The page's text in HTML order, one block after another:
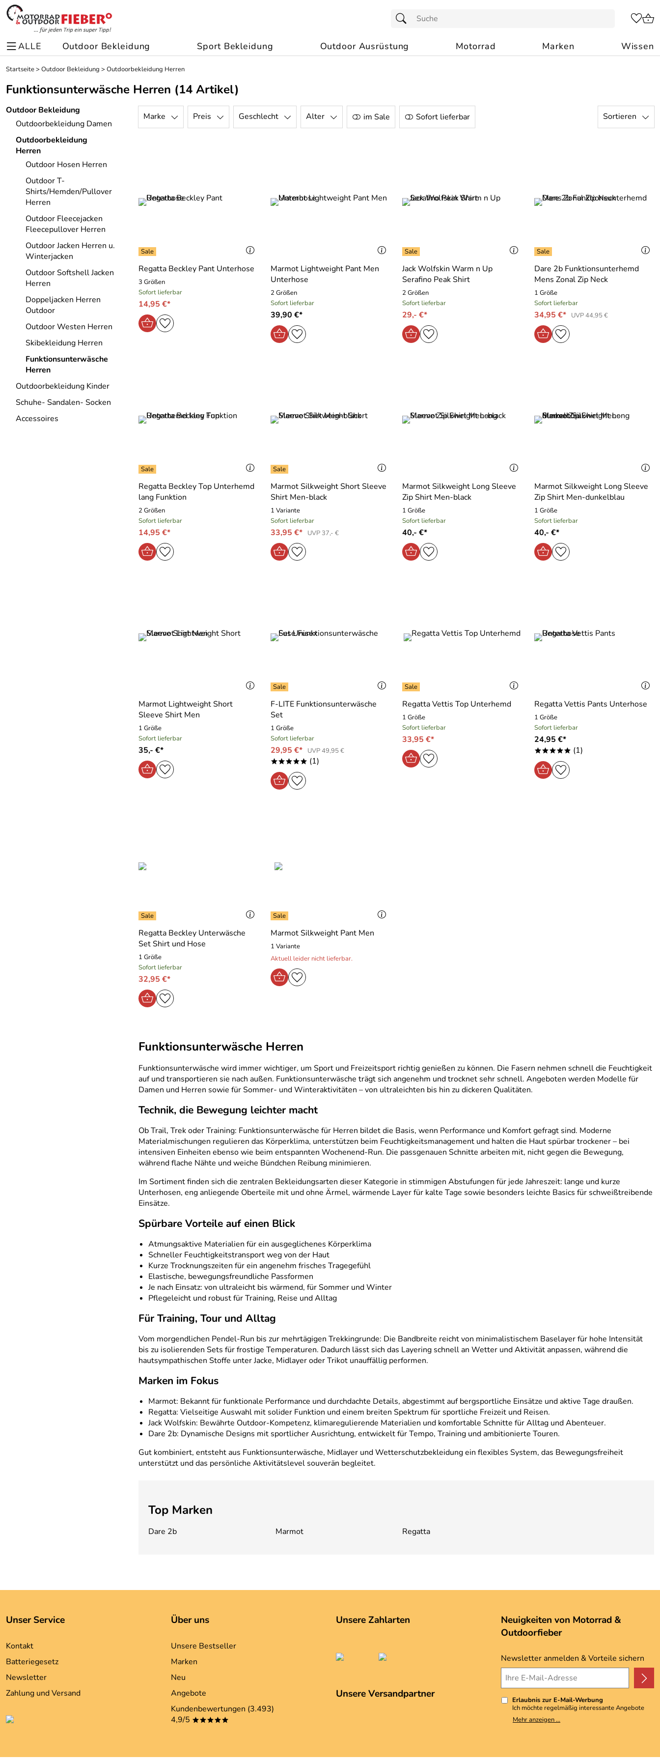
ALLE Outdoor Bekleidung Sport Bekleidung Outdoor Ausrüstung Motorrad Marken Wissen
Startseite> Outdoor Bekleidung > Outdoorbekleidung Herren
Funktionsunterwäsche Herren (14 Artikel)
Outdoor Bekleidung
Outdoorbekleidung Damen
Outdoorbekleidung
Herren
Outdoor Hosen Herren
Outdoor T-
Shirts/Hemden/Pullover
Herren
Outdoor Fleecejacken
Fleecepullover Herren
Outdoor Jacken Herren u.
Winterjacken
Outdoor Softshell Jacken
Herren
Doppeljacken Herren
Outdoor
Outdoor Westen Herren
Skibekleidung Herren
Funktionsunterwäsche
Herren
Outdoorbekleidung Kinder
Schuhe- Sandalen- Socken
Accessoires
Marke Preis Geschlecht Alter im Sale Sofort lieferbar Sortieren
Regatta Beckley Pant Unterhose
3 Größen
Sofort lieferbar
14,95 €*
Marmot Lightweight Pant Men
Unterhose
2 Größen
Sofort lieferbar
39,90 €*
Jack Wolfskin Warm n Up
Serafino Peak Shirt
2 Größen
Sofort lieferbar
29,- €*
Dare 2b Funktionsunterhemd
Mens Zonal Zip Neck
1 Größe
Sofort lieferbar
34,95 €* UVP 44,95 €
Regatta Beckley Top Unterhemd
lang Funktion
2 Größen
Sofort lieferbar
14,95 €*
Marmot Silkweight Short Sleeve
Shirt Men-black
1 Variante
Sofort lieferbar
33,95 €* UVP 37,- €
Marmot Silkweight Long Sleeve
Zip Shirt Men-black
1 Größe
Sofort lieferbar
40,- €*
Marmot Silkweight Long Sleeve
Zip Shirt Men-dunkelblau
1 Größe
Sofort lieferbar
40,- €*
Marmot Lightweight Short
Sleeve Shirt Men
1 Größe
Sofort lieferbar
35,- €*
F-LITE Funktionsunterwäsche
Set
1 Größe
Sofort lieferbar
29,95 €* UVP 49,95 €
***** (1)
Regatta Vettis Top Unterhemd
1 Größe
Sofort lieferbar
33,95 €*
Regatta Vettis Pants Unterhose
1 Größe
Sofort lieferbar
24,95 €*
***** (1)
Regatta Beckley Unterwäsche
Set Shirt und Hose
1 Größe
Sofort lieferbar
32,95 €*
Marmot Silkweight Pant Men
1 Variante
Aktuell leider nicht lieferbar.
Funktionsunterwäsche Herren
Funktionsunterwäsche wird immer wichtiger, um Sport und Freizeitsport richtig genießen zu können. Die Fasern nehmen schnell die Feuchtigkeit
auf und transportieren sie nach außen. Funktionsunterwäsche trägt sich angenehm und trocknet sehr schnell. Angeboten werden Modelle für
Damen und Herren sowie für Sommer- und Winteraktivitäten – von ultraleichten bis hin zu dickeren Qualitäten.
Technik, die Bewegung leichter macht
Ob Trail, Trek oder Training: Funktionsunterwäsche für Herren bildet die Basis, wenn Performance und Komfort gefragt sind. Moderne
Materialmischungen regulieren das Körperklima, unterstützen beim Feuchtigkeitsmanagement und halten die Haut spürbar trockener – bei
intensiven Einheiten ebenso wie beim entspannten Wochenend-Run. Die passgenauen Schnitte arbeiten mit, nicht gegen die Bewegung,
während flache Nähte und weiche Bündchen Reibung minimieren.
Im Sortiment finden sich die zentralen Bekleidungsarten dieser Kategorie in stimmigen Abstufungen für jede Jahreszeit: lange und kurze
Unterhosen, eng anliegende Oberteile mit und ohne Ärmel, wärmende Layer für kalte Tage sowie besonders leichte Basics für schweißtreibende
Einsätze.
Spürbare Vorteile auf einen Blick
Atmungsaktive Materialien für ein ausgeglichenes Körperklima
Schneller Feuchtigkeitstransport weg von der Haut
Kurze Trocknungszeiten für ein angenehm frisches Tragegefühl
Elastische, bewegungsfreundliche Passformen
Je nach Einsatz: von ultraleicht bis wärmend, für Sommer und Winter
Pflegeleicht und robust für Training, Reise und Alltag
Für Training, Tour und Alltag
Vom morgendlichen Pendel-Run bis zur mehrtägigen Trekkingrunde: Die Bandbreite reicht von minimalistischem Baselayer für hohe Intensität
bis zu isolierenden Sets für frostige Temperaturen. Dadurch lässt sich das Layering schnell an Wetter und Aktivität anpassen, während die
hautsympathischen Stoffe unter Jacke, Midlayer oder Trikot unauffällig performen.
Marken im Fokus
Marmot: Bekannt für funktionale Performance und durchdachte Details, abgestimmt auf bergsportliche Einsätze und aktive Tage draußen.
Regatta: Vielseitige Auswahl mit solider Funktion und einem breiten Spektrum für sportliche Freizeit und Reisen.
Jack Wolfskin: Bewährte Outdoor-Kompetenz, klimaregulierende Materialien und komfortable Schnitte für Alltag und Abenteuer.
Dare 2b: Dynamische Designs mit sportlicher Ausrichtung, entwickelt für Tempo, Training und ambitionierte Touren.
Gut kombiniert, entsteht aus Funktionsunterwäsche, Midlayer und Wetterschutzbekleidung ein flexibles System, das Bewegungsfreiheit
unterstützt und das persönliche Aktivitätslevel souverän begleitet.
Top Marken
Dare 2b Marmot Regatta
Unser Service
Kontakt
Batteriegesetz
Newsletter
Zahlung und Versand
Über uns
Unsere Bestseller
Marken
Neu
Angebote
Kundenbewertungen (3.493)
4,9/5 *****
Unsere Zahlarten
Unsere Versandpartner
Neuigkeiten von Motorrad &
Outdoorfieber
Newsletter anmelden & Vorteile sichern
Erlaubnis zur E-Mail-Werbung
Ich möchte regelmäßig interessante Angebote
per E-Mail erhalten. Meine E-Mail-Adresse wird
nicht an andere Unternehmen weitergegeben. Zu
Mehr anzeigen ...